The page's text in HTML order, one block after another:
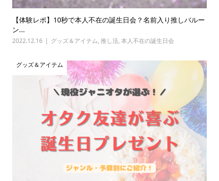
【体験レポ】10秒で本人不在の誕生日会？名前入り推しバルー
ン...
2022.12.16 グッズ＆アイテム, 推し活, 本人不在の誕生日会
グッズ＆アイテム